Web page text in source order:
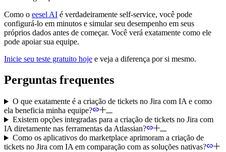
Como o eesel AI é verdadeiramente self-service, você pode
configurá-lo em minutos e simular seu desempenho em seus
próprios dados antes de começar. Você verá exatamente como ele
pode apoiar sua equipe.
Inicie seu teste gratuito hoje e veja a diferença por si mesmo.
Perguntas frequentes
O que exatamente é a criação de tickets no Jira com IA e como
ela beneficia minha equipe?
Existem opções integradas para a criação de tickets no Jira com
IA diretamente nas ferramentas da Atlassian?
Como os aplicativos do marketplace aprimoram a criação de
tickets no Jira com IA em comparação com as soluções nativas?